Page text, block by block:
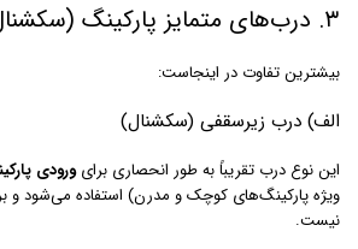
۳. درب‌های متمایز پارکینگ (سکشنال و کرکره)
بیشترین تفاوت در اینجاست:
الف) درب زیرسقفی (سکشنال)
این نوع درب تقریباً به طور انحصاری برایورودی
ویژه پارکینگ‌های کوچک و مدرن) استفاده می‌شود و
نیست.